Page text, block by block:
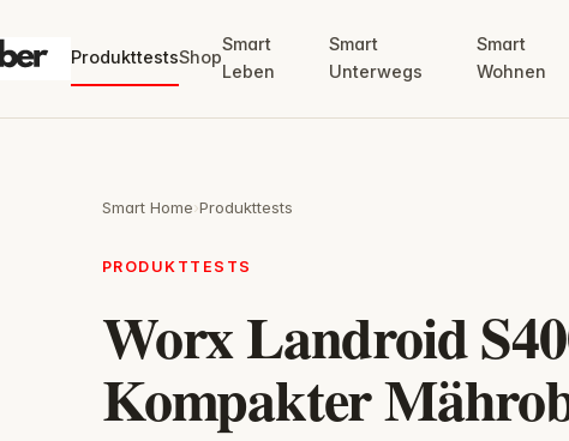
ProdukttestsShop
Smart
Leben
Smart
Unterwegs
Smart
Wohnen
Smart Home›Produkttests
PRODUKTTESTS
Worx Landroid
Kompakter